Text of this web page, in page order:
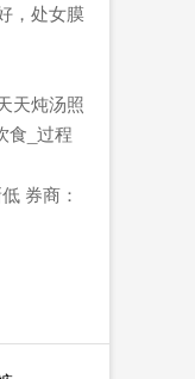
，处女膜
天炖汤照
食_过程
券商：